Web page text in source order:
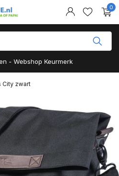
0
- Webshop Keurmerk
City zwart